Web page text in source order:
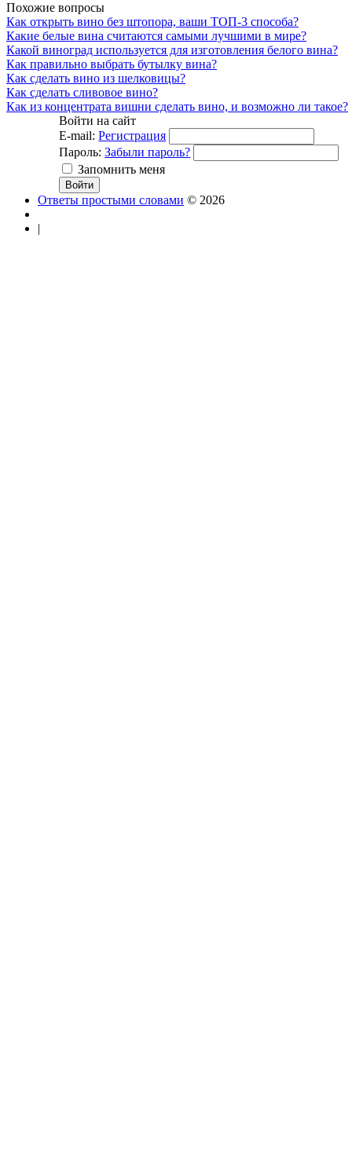
Похожие вопросы
Как открыть вино без штопора, ваши ТОП-3 способа?
Какие белые вина считаются самыми лучшими в мире?
Какой виноград используется для изготовления белого вина?
Как правильно выбрать бутылку вина?
Как сделать вино из шелковицы?
Как сделать сливовое вино?
Как из концентрата вишни сделать вино, и возможно ли такое?
Войти на сайт
E-mail: Регистрация
Пароль: Забыли пароль?
Запомнить меня
Ответы простыми словами © 2026
|